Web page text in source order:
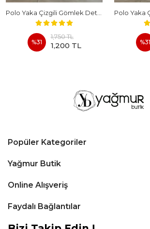
%31
1,750 TL
1,200 TL %31
Popüler Kategoriler
Yağmur Butik
Online Alışveriş
Faydalı Bağlantılar